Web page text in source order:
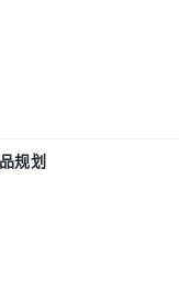
规划